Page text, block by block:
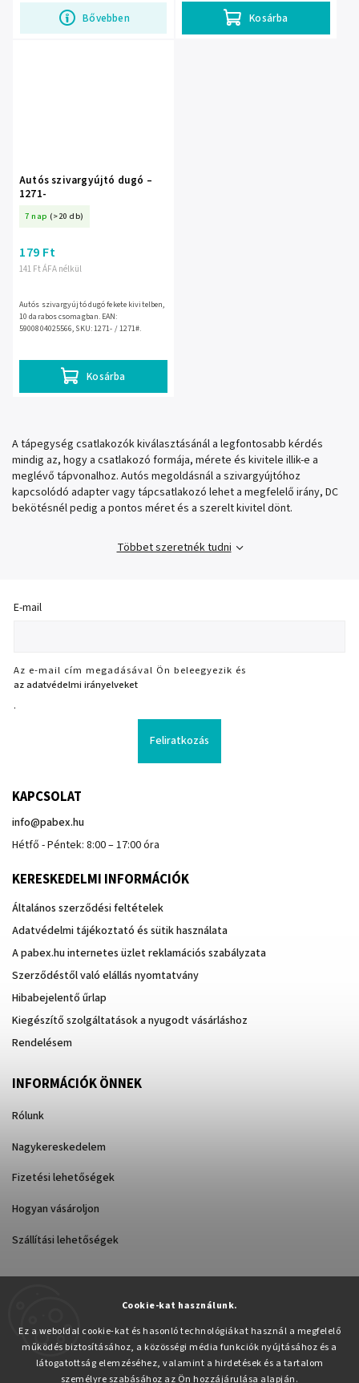
Cookie-kat használunk.
Ez a weboldal cookie-kat és hasonló technológiákat használ a megfelelő
működés biztosításához, a közösségi média funkciók nyújtásához és a
látogatottság elemzéséhez, valamint a hirdetések és a tartalom
személyre szabásához az Ön hozzájárulása alapján.
Bővebben Kosárba
Autós szivargyújtó dugó –
1271-
7 nap (>20 db)
141 Ft ÁFA nélkül
179 Ft
Kosárba
Autós szivargyújtó dugó fekete kivitelben,
10 darabos csomagban. EAN:
5900804025566, SKU: 1271- / 1271#.
A tápegység csatlakozók kiválasztásánál a legfontosabb kérdés
mindig az, hogy a csatlakozó formája, mérete és kivitele illik-e a
meglévő tápvonalhoz. Autós megoldásnál a szivargyújtóhoz
kapcsolódó adapter vagy tápcsatlakozó lehet a megfelelő irány, DC
bekötésnél pedig a pontos méret és a szerelt kivitel dönt.
Többet szeretnék tudni
E-mail
Az e-mail cím megadásával Ön beleegyezik és
az adatvédelmi irányelveket
.
Feliratkozás
KAPCSOLAT
info@pabex.hu
Hétfő - Péntek: 8:00 – 17:00 óra
KERESKEDELMI INFORMÁCIÓK
Általános szerződési feltételek
Adatvédelmi tájékoztató és sütik használata
A pabex.hu internetes üzlet reklamációs szabályzata
Szerződéstől való elállás nyomtatvány
Hibabejelentő űrlap
Kiegészítő szolgáltatások a nyugodt vásárláshoz
Rendelésem
INFORMÁCIÓK ÖNNEK
Rólunk
Nagykereskedelem
Fizetési lehetőségek
Hogyan vásároljon
Szállítási lehetőségek